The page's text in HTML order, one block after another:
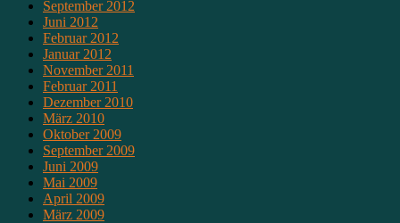
September 2012
Juni 2012
Februar 2012
Januar 2012
November 2011
Februar 2011
Dezember 2010
März 2010
Oktober 2009
September 2009
Juni 2009
Mai 2009
April 2009
März 2009